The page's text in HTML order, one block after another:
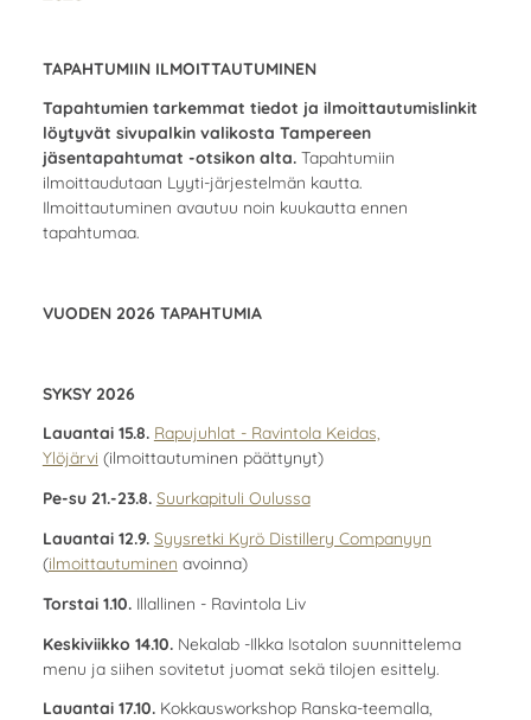
TAPAHTUMIIN ILMOITTAUTUMINEN
Tapahtumien tarkemmat tiedot ja ilmoittautumislinkit
löytyvät sivupalkin valikosta Tampereen
jäsentapahtumat -otsikon alta. Tapahtumiin
ilmoittaudutaan Lyyti-järjestelmän kautta.
Ilmoittautuminen avautuu noin kuukautta ennen
tapahtumaa.
VUODEN 2026 TAPAHTUMIA
SYKSY 2026
Lauantai 15.8. Rapujuhlat - Ravintola Keidas,
Ylöjärvi (ilmoittautuminen päättynyt)
Pe-su 21.-23.8. Suurkapituli Oulussa
Lauantai 12.9. Syysretki Kyrö Distillery Companyyn
(ilmoittautuminen avoinna)
Torstai 1.10.Illallinen - Ravintola Liv
Keskiviikko 14.10.Nekalab -Ilkka Isotalon suunnittelema
menu ja siihen sovitetut juomat sekä tilojen esittely.
Lauantai 17.10.Kokkausworkshop Ranska-teemalla,